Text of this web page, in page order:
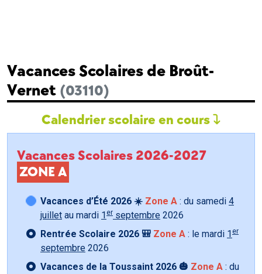
Vacances Scolaires de Broût-
Vernet (03110)
Calendrier scolaire en cours
Vacances Scolaires 2026-2027
ZONE A
Vacances d’Été 2026 ☀️ Zone A : du samedi 4
juillet au mardi 1 er septembre 2026
Rentrée Scolaire 2026 🎒 Zone A : le mardi 1 er
septembre 2026
Vacances de la Toussaint 2026 🎃 Zone A : du